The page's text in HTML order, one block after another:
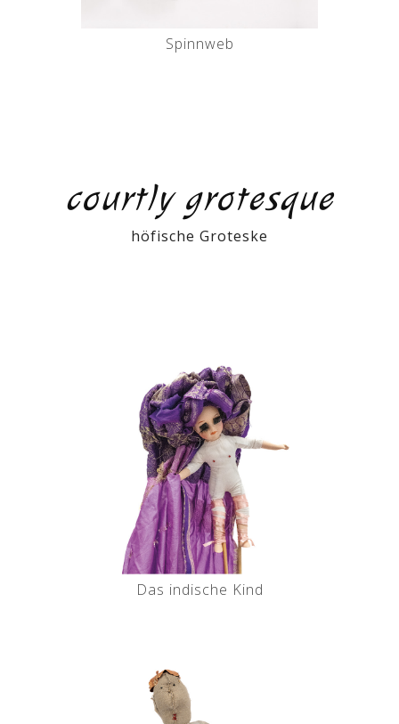
Spinnweb
courtly grotesque
höfische Groteske
Das indische Kind